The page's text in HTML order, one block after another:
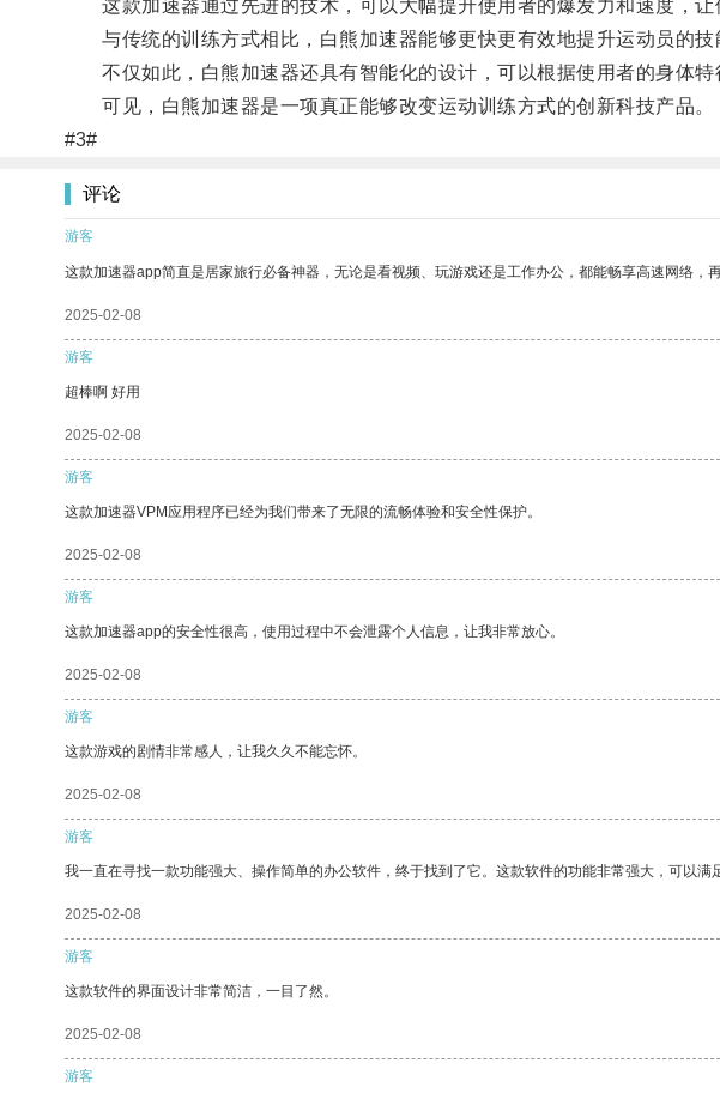
这款加速器通过先进的技术，可以大幅提升使用者的爆发力和速度，让
与传统的训练方式相比，白熊加速器能够更快更有效地提升运动员的技
不仅如此，白熊加速器还具有智能化的设计，可以根据使用者的身体特
可见，白熊加速器是一项真正能够改变运动训练方式的创新科技产品。
#3#
评论
游客
这款加速器app简直是居家旅行必备神器，无论是看视频、玩游戏还是工作办公，都能畅享高速网络，
2025-02-08
游客
超棒啊 好用
2025-02-08
游客
这款加速器VPM应用程序已经为我们带来了无限的流畅体验和安全性保护。
2025-02-08
游客
这款加速器app的安全性很高，使用过程中不会泄露个人信息，让我非常放心。
2025-02-08
游客
这款游戏的剧情非常感人，让我久久不能忘怀。
2025-02-08
游客
我一直在寻找一款功能强大、操作简单的办公软件，终于找到了它。这款软件的功能非常强大，可以满
2025-02-08
游客
这款软件的界面设计非常简洁，一目了然。
2025-02-08
游客